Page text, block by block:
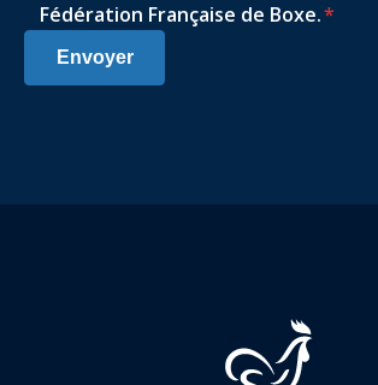
Fédération Française de Boxe.*
Envoyer